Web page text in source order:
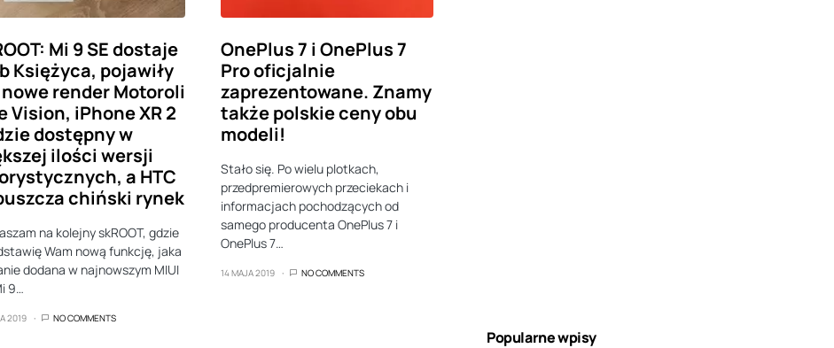
Mi 9 SE dostaje
Księżyca, pojawiły
render Motoroli
Vision, iPhone XR 2
dostępny w
ilości wersji
a HTC
chiński rynek
na kolejny skROOT, gdzie
Wam nową funkcję, jaka
dodana w najnowszym MIUI
9…
2019 NO COMMENTS
OnePlus 7 i OnePlus 7
Pro oficjalnie
zaprezentowane. Znamy
także polskie ceny obu
modeli!
Stało się. Po wielu plotkach,
przedpremierowych przeciekach i
informacjach pochodzących od
samego producenta OnePlus 7 i
OnePlus 7…
14 MAJA 2019 NO COMMENTS
Popularne wpisy